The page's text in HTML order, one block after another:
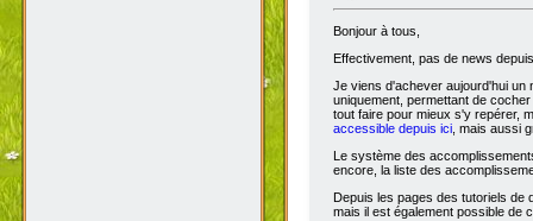
Bonjour à tous,
Effectivement, pas de news
Je viens d'achever aujourd'hui
uniquement, permettant de
tout faire pour mieux s'y repérer,
accessible depuis ici, mais aussi
Le système des
encore, la liste des
Depuis les pages des tutoriels de
mais il est également possible de